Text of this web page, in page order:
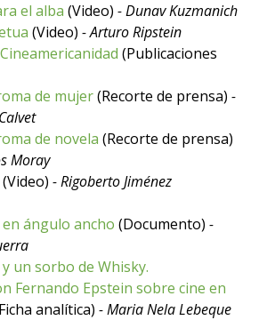
el alba (Video) - Dunav Kuzmanich
(Video) - Arturo Ripstein
(Publicaciones
de mujer(Recorte de prensa) -
de novela (Recorte de prensa)
Moray
(Video) - Rigoberto Jiménez
ángulo ancho (Documento) -
un sorbo de Whisky.
Fernando Epstein sobre cine en
analítica) - Maria Nela Lebeque